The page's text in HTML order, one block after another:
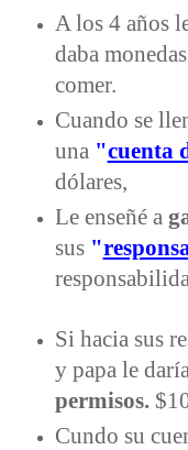
A los 4 años
daba
comer.
Cuando se
una "cuenta
dólares,
Le enseñé a
sus "
Si hacia sus
y papa le
permisos.
Cundo su